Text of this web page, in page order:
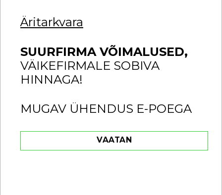
Äritarkvara
SUURFIRMA VÕIMALUSED,
VÄIKEFIRMALE SOBIVA
HINNAGA!
MUGAV ÜHENDUS E-POEGA
VAATAN